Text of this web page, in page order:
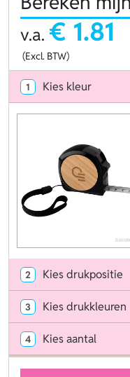
v.a. € 1.81
(Excl. BTW)
1 Kies kleur
2 Kies drukpositie
3 Kies drukkleuren
4 Kies aantal